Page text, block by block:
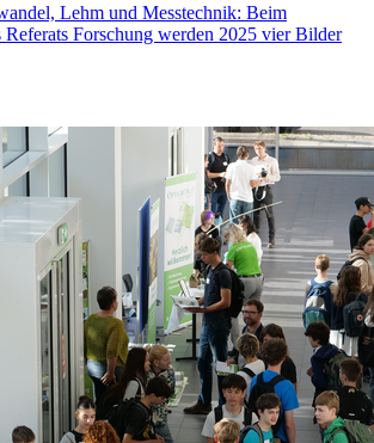
Lehm und Messtechnik: Beim
Referats Forschung werden 2025 vier Bilder